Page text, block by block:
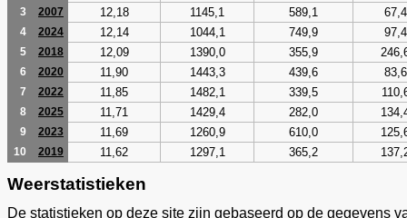
3 2007 12,18 1145,1 589,1 67,4
4 2024 12,14 1044,1 749,9 97,4
5 2018 12,09 1390,0 355,9
6 2020 11,90 1443,3 439,6 83,6
7 2022 11,85 1482,1 339,5
8 2025 11,71 1429,4 282,0
9 2023 11,69 1260,9 610,0
10 2019 11,62 1297,1 365,2
Weerstatistieken
De statistieken op deze site zijn gebaseerd op de gegevens